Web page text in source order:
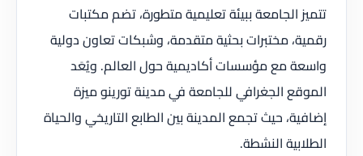
تتميز الجامعة ببيئة تعليمية متطورة، تضم مكتبات
رقمية، مختبرات بحثية متقدمة، وشبكات تعاون دولية
واسعة مع مؤسسات أكاديمية حول العالم. ويُعَد
الموقع الجغرافي للجامعة في مدينة تورينو ميزة
إضافية، حيث تجمع المدينة بين الطابع التاريخي والحياة
الطلابية النشطة.